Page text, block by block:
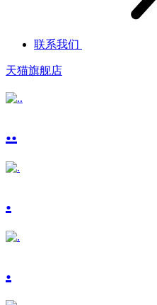
联系我们
天猫旗舰店
..
.
.